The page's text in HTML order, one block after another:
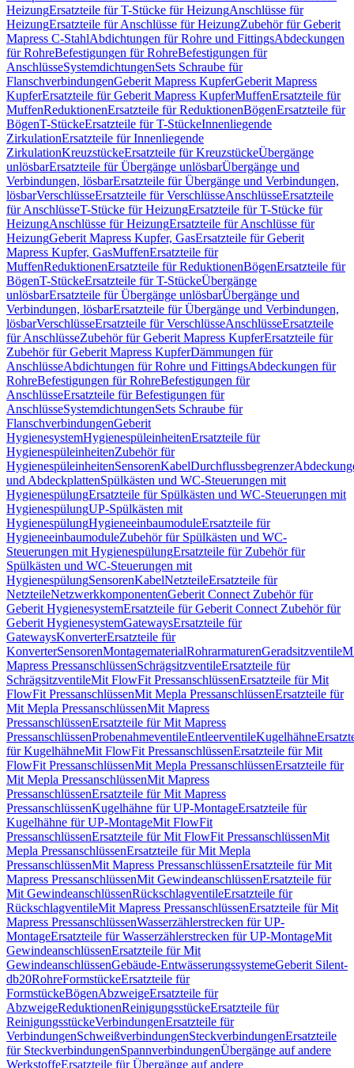
HeizungErsatzteile für T-Stücke für HeizungAnschlüsse für
HeizungErsatzteile für Anschlüsse für HeizungZubehör für Geberit
Mapress C-StahlAbdichtungen für Rohre und FittingsAbdeckungen
für RohreBefestigungen für RohreBefestigungen für
AnschlüsseSystemdichtungenSets Schraube für
FlanschverbindungenGeberit Mapress KupferGeberit Mapress
KupferErsatzteile für Geberit Mapress KupferMuffenErsatzteile für
MuffenReduktionenErsatzteile für ReduktionenBögenErsatzteile für
BögenT-StückeErsatzteile für T-StückeInnenliegende
ZirkulationErsatzteile für Innenliegende
ZirkulationKreuzstückeErsatzteile für KreuzstückeÜbergänge
unlösbarErsatzteile für Übergänge unlösbarÜbergänge und
Verbindungen, lösbarErsatzteile für Übergänge und Verbindungen,
lösbarVerschlüsseErsatzteile für VerschlüsseAnschlüsseErsatzteile
für AnschlüsseT-Stücke für HeizungErsatzteile für T-Stücke für
HeizungAnschlüsse für HeizungErsatzteile für Anschlüsse für
HeizungGeberit Mapress Kupfer, GasErsatzteile für Geberit
Mapress Kupfer, GasMuffenErsatzteile für
MuffenReduktionenErsatzteile für ReduktionenBögenErsatzteile für
BögenT-StückeErsatzteile für T-StückeÜbergänge
unlösbarErsatzteile für Übergänge unlösbarÜbergänge und
Verbindungen, lösbarErsatzteile für Übergänge und Verbindungen,
lösbarVerschlüsseErsatzteile für VerschlüsseAnschlüsseErsatzteile
für AnschlüsseZubehör für Geberit Mapress KupferErsatzteile für
Zubehör für Geberit Mapress KupferDämmungen für
AnschlüsseAbdichtungen für Rohre und FittingsAbdeckungen für
RohreBefestigungen für RohreBefestigungen für
AnschlüsseErsatzteile für Befestigungen für
AnschlüsseSystemdichtungenSets Schraube für
FlanschverbindungenGeberit
HygienesystemHygienespüleinheitenErsatzteile für
HygienespüleinheitenZubehör für
HygienespüleinheitenSensorenKabelDurchflussbegrenzer
und AbdeckplattenSpülkästen und WC-Steuerungen mit
HygienespülungErsatzteile für Spülkästen und WC-Steuerungen mit
HygienespülungUP-Spülkästen mit
HygienespülungHygieneeinbaumoduleErsatzteile für
HygieneeinbaumoduleZubehör für Spülkästen und WC-
Steuerungen mit HygienespülungErsatzteile für Zubehör für
Spülkästen und WC-Steuerungen mit
HygienespülungSensorenKabelNetzteileErsatzteile für
NetzteileNetzwerkkomponentenGeberit Connect Zubehör für
Geberit HygienesystemErsatzteile für Geberit Connect Zubehör für
Geberit HygienesystemGatewaysErsatzteile für
GatewaysKonverterErsatzteile für
KonverterSensorenMontagematerialRohrarmaturenGeradsitzventile
Mapress PressanschlüssenSchrägsitzventileErsatzteile für
SchrägsitzventileMit FlowFit PressanschlüssenErsatzteile für Mit
FlowFit PressanschlüssenMit Mepla PressanschlüssenErsatzteile für
Mit Mepla PressanschlüssenMit Mapress
PressanschlüssenErsatzteile für Mit Mapress
PressanschlüssenProbenahmeventileEntleerventileKugelhähne
für KugelhähneMit FlowFit PressanschlüssenErsatzteile für Mit
FlowFit PressanschlüssenMit Mepla PressanschlüssenErsatzteile für
Mit Mepla PressanschlüssenMit Mapress
PressanschlüssenErsatzteile für Mit Mapress
PressanschlüssenKugelhähne für UP-MontageErsatzteile für
Kugelhähne für UP-MontageMit FlowFit
PressanschlüssenErsatzteile für Mit FlowFit PressanschlüssenMit
Mepla PressanschlüssenErsatzteile für Mit Mepla
PressanschlüssenMit Mapress PressanschlüssenErsatzteile für Mit
Mapress PressanschlüssenMit GewindeanschlüssenErsatzteile für
Mit GewindeanschlüssenRückschlagventileErsatzteile für
RückschlagventileMit Mapress PressanschlüssenErsatzteile für Mit
Mapress PressanschlüssenWasserzählerstrecken für UP-
MontageErsatzteile für Wasserzählerstrecken für UP-MontageMit
GewindeanschlüssenErsatzteile für Mit
GewindeanschlüssenGebäude-EntwässerungssystemeGeberit Silent-
db20RohreFormstückeErsatzteile für
FormstückeBögenAbzweigeErsatzteile für
AbzweigeReduktionenReinigungsstückeErsatzteile für
ReinigungsstückeVerbindungenErsatzteile für
VerbindungenSchweißverbindungenSteckverbindungenErsatzteile
für SteckverbindungenSpannverbindungenÜbergänge auf andere
WerkstoffeErsatzteile für Übergänge auf andere